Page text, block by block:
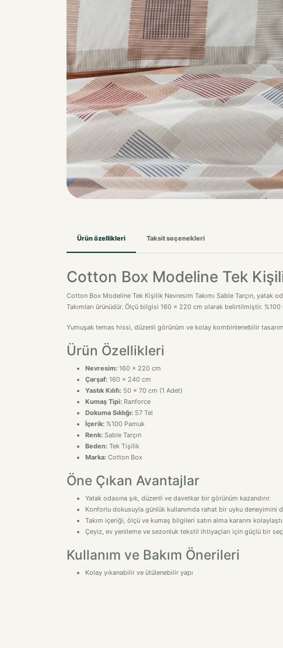
Ürün özellikleri Taksit seçenekleri
Cotton Box Modeline Tek
Cotton Box Modeline Tek Kişilik Nevresim Takımı Sable Tarçın, yatak
Takımları ürünüdür. Ölçü bilgisi 160 x 220 cm olarak belirtilmiştir.
Yumuşak temas hissi, düzenli görünüm ve kolay kombinlenebilir
Ürün Özellikleri
Nevresim: 160 x 220 cm
Çarşaf: 160 x 240 cm
Yastık Kılıfı: 50 x 70 cm (1 Adet)
Kumaş Tipi: Ranforce
Dokuma Sıklığı: 57 Tel
İçerik: %100 Pamuk
Renk: Sable Tarçın
Beden: Tek Tişilik
Marka: Cotton Box
Öne Çıkan Avantajlar
Yatak odasına şık, düzenli ve davetkar bir görünüm kazandırır.
Konforlu dokusuyla günlük kullanımda rahat bir uyku deneyimini
Takım içeriği, ölçü ve kumaş bilgileri satın alma kararını
Çeyiz, ev yenileme ve sezonluk tekstil ihtiyaçları için güçlü bir
Kullanım ve Bakım Önerileri
Kolay yıkanabilir ve ütülenebilir yapı